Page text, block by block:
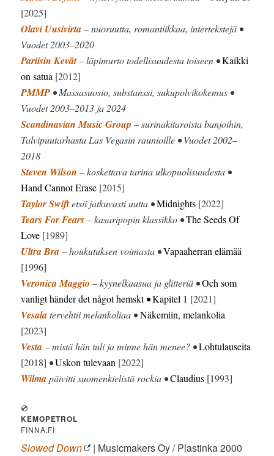
[2025]
Olavi Uusivirta– nuoruutta, romantiikkaa, intertekstejä •
Vuodet 2003–2020
Pariisin Kevät– läpimurto todellisuudesta toiseen •Kaikki
on satua [2012]
PMMP • Massasuosio, substanssi, sukupolvikokemus •
Vuodet 2003–2013 ja 2024
Scandinavian Music Group – surinakitaroista banjoihin,
Talvipuutarhasta Las Vegasin raunioille • Vuodet 2002–
2018
Steven Wilson – koskettava tarina ulkopuolisuudesta •
Hand Cannot Erase [2015]
Taylor Swiftetsii jatkuvasti uutta •Midnights [2022]
Tears For Fears– kasaripopin klassikko •The Seeds Of
Love [1989]
Ultra Bra– houkutuksen voimasta •Vapaaherran elämää
[1996]
Veronica Maggio – kyynelkaasua ja glitteriä •Och som
vanligt händer det något hemskt•Kapitel 1 [2021]
Vesalatervehtii melankoliaa •Näkemiin, melankolia
[2023]
Vesta– mistä hän tuli ja minne hän menee? •Lohtulauseita
[2018] •Uskon tulevaan [2022]
Wilmapäivitti suomenkielistä rockia •Claudius [1993]
💿
KEMOPETROL
FINNA.FI
Slowed Down
| Musicmakers Oy / Plastinka 2000